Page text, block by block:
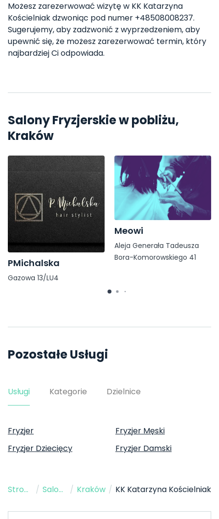
Możesz zarezerwować wizytę w KK Katarzyna
Kościelniak dzwoniąc pod numer +48508008237.
Sugerujemy, aby zadzwonić z wyprzedzeniem, aby
upewnić się, że możesz zarezerwować termin, który
najbardziej Ci odpowiada.
Salony Fryzjerskie w pobliżu,
Kraków
PMichalska
Gazowa 13/LU4
Meowi
Aleja Generała Tadeusza
Bora-Komorowskiego 41
Pozostałe Usługi
Usługi Kategorie Dzielnice
Fryzjer
Fryzjer Męski
Fryzjer Dziecięcy
Fryzjer Damski
Strona Główna / Salon Fryzjerski / Kraków / KK Katarzyna Kościelniak